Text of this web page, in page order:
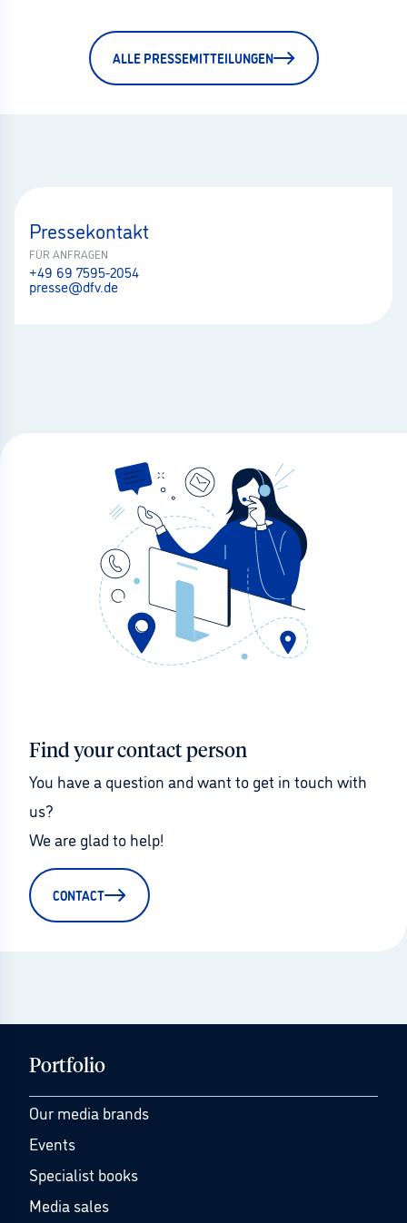
ALLE PRESSEMITTEILUNGEN
Pressekontakt
FÜR ANFRAGEN
+49 69 7595-2054
presse@dfv.de
Find your contact person
You have a question and want to get in touch with
us?
We are glad to help!
CONTACT
Portfolio
Our media brands
Events
Specialist books
Media sales